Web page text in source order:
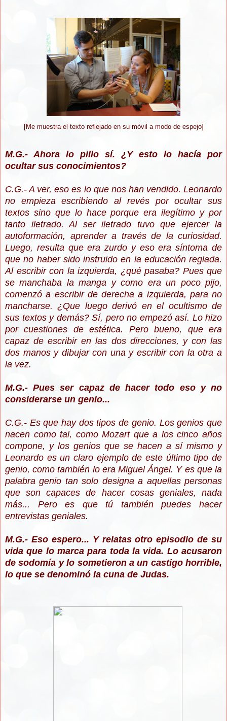
[Me muestra el texto reflejado en su móvil a modo de espejo]
M.G.- Ahora lo pillo sí. ¿Y esto lo hacía por
ocultar sus conocimientos?
C.G.- A ver, eso es lo que nos han vendido. Leonardo
no empieza escribiendo al revés por ocultar sus
textos sino que lo hace porque era ilegítimo y por
tanto iletrado. Al ser iletrado tuvo que ejercer la
autoformación, aprender a través de la curiosidad.
Luego, resulta que era zurdo y eso era síntoma de
que no haber sido instruido en la educación reglada.
Al escribir con la izquierda, ¿qué pasaba? Pues que
se manchaba la manga y como era un poco pijo,
comenzó a escribir de derecha a izquierda, para no
mancharse. ¿Que luego derivó en el ocultismo de
sus textos y demás? Sí, pero no empezó así. Lo hizo
por cuestiones de estética. Pero bueno, que era
capaz de escribir en las dos direcciones, y con las
dos manos y dibujar con una y escribir con la otra a
la vez.
M.G.- Pues ser capaz de hacer todo eso y no
considerarse un genio...
C.G.- Es que hay dos tipos de genio. Los genios que
nacen como tal, como Mozart que a los cinco años
compone, y los genios que se hacen a sí mismo y
Leonardo es un claro ejemplo de este último tipo de
genio, como también lo era Miguel Ángel. Y es que la
palabra genio tan solo designa a aquellas personas
que son capaces de hacer cosas geniales, nada
más... Pero es que tú también puedes hacer
entrevistas geniales.
M.G.- Eso espero... Y relatas otro episodio de su
vida que lo marca para toda la vida. Lo acusaron
de sodomía y lo sometieron a un castigo horrible,
lo que se denominó la cuna de Judas.